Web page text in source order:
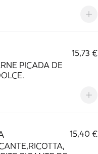
15,73 €
PICADA DE
15,40 €